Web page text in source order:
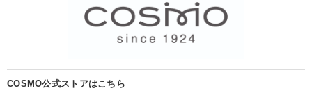
COSMO公式ストアはこちら